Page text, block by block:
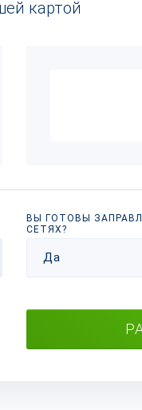
картой
ВЫ ГОТОВЫ
СЕТЯХ?
Да